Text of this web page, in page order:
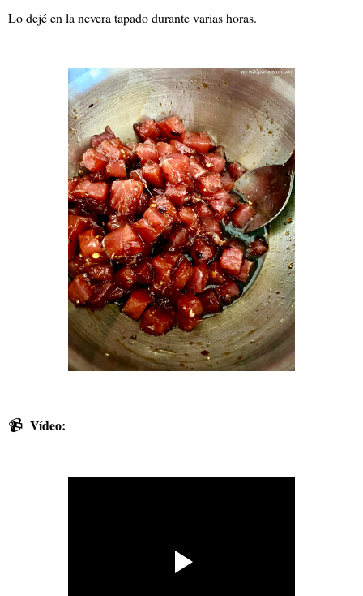
Lo dejé en la nevera tapado durante varias horas.
📹 Vídeo: